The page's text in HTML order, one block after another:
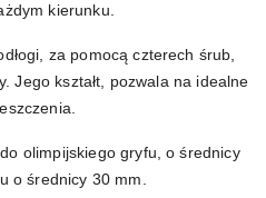
kierunku.
za pomocą czterech śrub,
Jego kształt, pozwala na idealne
olimpijskiego gryfu, o średnicy
o średnicy 30 mm.